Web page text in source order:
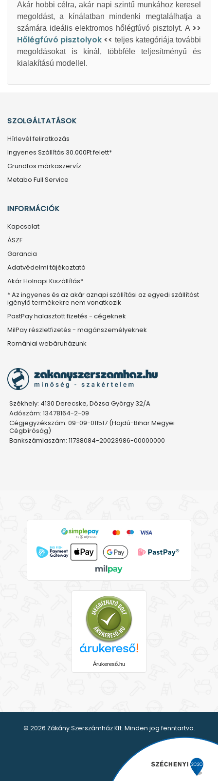
Akár hobbi célra, akár napi szintű munkához keresel
megoldást, a kínálatban mindenki megtalálhatja a
számára ideális elektromos hőlégfúvó pisztolyt. A >>
Hőlégfúvó pisztolyok << teljes kategóriája további
megoldásokat is kínál, többféle teljesítményű és
kialakítású modellel.
SZOLGÁLTATÁSOK
Hírlevél feliratkozás
Ingyenes Szállítás 30.000Ft felett*
Grundfos márkaszervíz
Metabo Full Service
INFORMÁCIÓK
Kapcsolat
ÁSZF
Garancia
Adatvédelmi tájékoztató
Akár Holnapi Kiszállítás*
* Az ingyenes és az akár aznapi szállítási az egyedi szállítást
igénylő termékekre nem vonatkozik
PastPay halasztott fizetés - cégeknek
MilPay részletfizetés - magánszemélyeknek
Romániai webáruházunk
Székhely: 4130 Derecske, Dózsa György 32/A
Adószám: 13478164-2-09
Cégjegyzékszám: 09-09-011517 (Hajdú-Bihar Megyei
Cégbíróság)
Bankszámlaszám: 11738084-20023986-00000000
Árukereső.hu
© 2026 Zákány Szerszámház Kft. Minden jog fenntartva.